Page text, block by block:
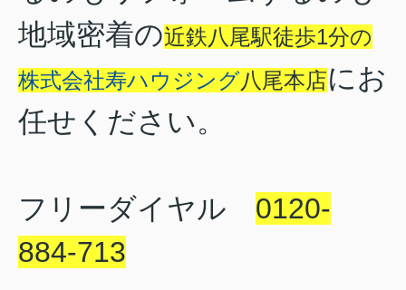
地域密着の近鉄八尾駅徒歩1分の
株式会社寿ハウジング八尾本店にお
任せください。
フリーダイヤル 0120-
884-713